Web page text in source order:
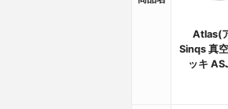
Atlas(
Sinqs 真
ッキ